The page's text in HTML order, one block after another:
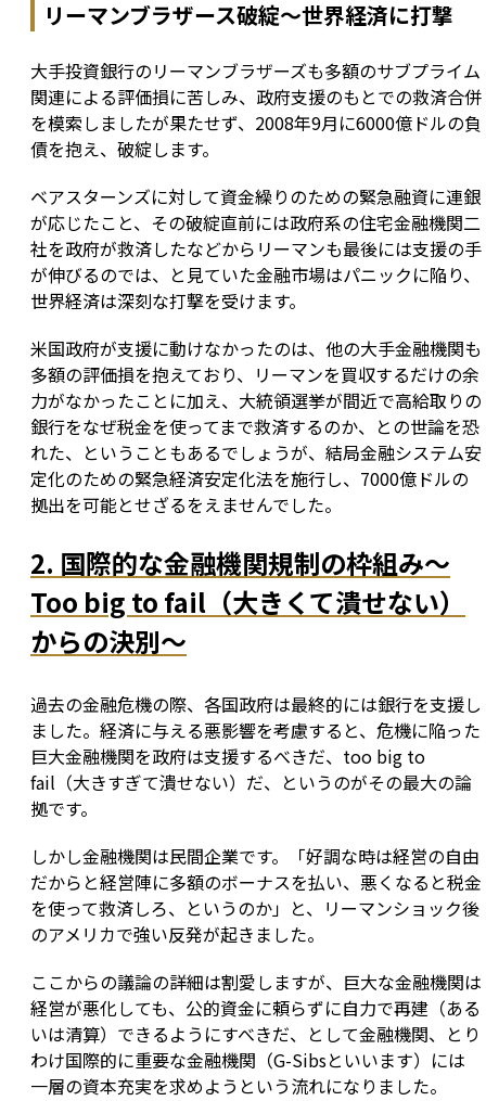
リーマンブラザース破綻〜世界経済に打撃
大手投資銀行のリーマンブラザーズも多額のサブプライム
関連による評価損に苦しみ、政府支援のもとでの救済合併
を模索しましたが果たせず、2008年9月に6000億ドルの負
債を抱え、破綻します。
ベアスターンズに対して資金繰りのための緊急融資に連銀
が応じたこと、その破綻直前には政府系の住宅金融機関二
社を政府が救済したなどからリーマンも最後には支援の手
が伸びるのでは、と見ていた金融市場はパニックに陥り、
世界経済は深刻な打撃を受けます。
米国政府が支援に動けなかったのは、他の大手金融機関も
多額の評価損を抱えており、リーマンを買収するだけの余
力がなかったことに加え、大統領選挙が間近で高給取りの
銀行をなぜ税金を使ってまで救済するのか、との世論を恐
れた、ということもあるでしょうが、結局金融システム安
定化のための緊急経済安定化法を施行し、7000億ドルの
拠出を可能とせざるをえませんでした。
2. 国際的な金融機関規制の枠組み〜
Too big to fail（大きくて潰せない）
からの決別〜
過去の金融危機の際、各国政府は最終的には銀行を支援し
ました。経済に与える悪影響を考慮すると、危機に陥った
巨大金融機関を政府は支援するべきだ、too big to
fail（大きすぎて潰せない）だ、というのがその最大の論
拠です。
しかし金融機関は民間企業です。「好調な時は経営の自由
だからと経営陣に多額のボーナスを払い、悪くなると税金
を使って救済しろ、というのか」と、リーマンショック後
のアメリカで強い反発が起きました。
ここからの議論の詳細は割愛しますが、巨大な金融機関は
経営が悪化しても、公的資金に頼らずに自力で再建（ある
いは清算）できるようにすべきだ、として金融機関、とり
わけ国際的に重要な金融機関（G-Sibsといいます）には
一層の資本充実を求めようという流れになりました。